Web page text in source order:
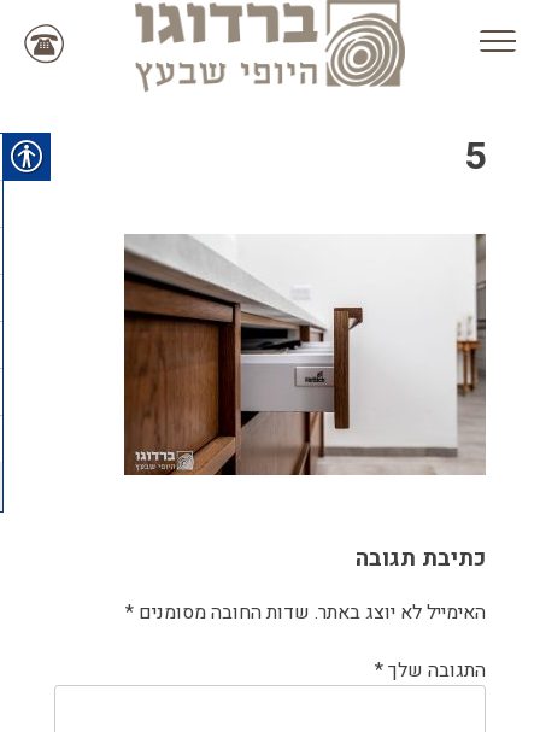
5
כתיבת תגובה
האימייל לא יוצג באתר. שדות החובה מסומנים *
התגובה שלך*